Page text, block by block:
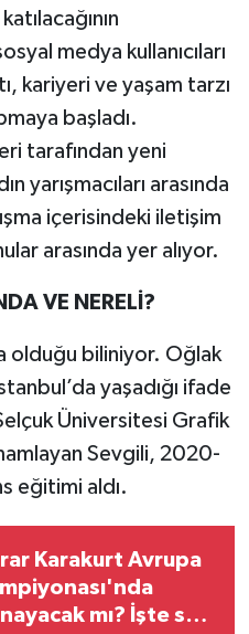
medya kullanıcıları
kariyeri ve yaşam tarzı
başladı.
tarafından yeni
yarışmacıları arasında
içerisindeki iletişim
arasında yer alıyor.
VE NERELİ?
olduğu biliniyor. Oğlak
yaşadığı ifade
Üniversitesi Grafik
Sevgili, 2020-
eğitimi aldı.
Karakurt Avrupa
mı? İşte son